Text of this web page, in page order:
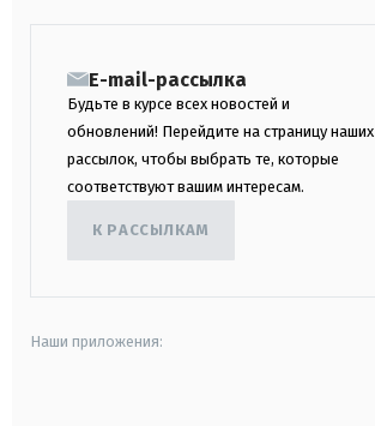
E-mail-рассылка
Будьте в курсе всех новостей и
обновлений! Перейдите на страницу наших
рассылок, чтобы выбрать те, которые
соответствуют вашим интересам.
К РАССЫЛКАМ
Наши приложения: